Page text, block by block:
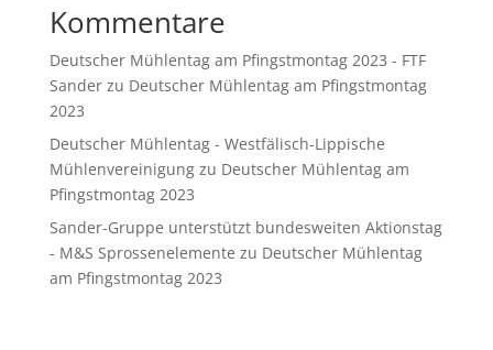
Kommentare
Deutscher Mühlentag am Pfingstmontag 2023 - FTF
Sanderzu Deutscher Mühlentag am Pfingstmontag
2023
Deutscher Mühlentag - Westfälisch-Lippische
Mühlenvereinigungzu Deutscher Mühlentag am
Pfingstmontag 2023
Sander-Gruppe unterstützt bundesweiten Aktionstag
- M&S Sprossenelemente zu Deutscher Mühlentag
am Pfingstmontag 2023